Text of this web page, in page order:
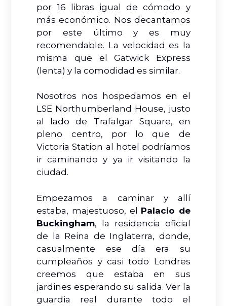
por 16 libras igual de cómodo y
más económico. Nos decantamos
por este último y es muy
recomendable. La velocidad es la
misma que el Gatwick Express
(lenta) y la comodidad es similar.
Nosotros nos hospedamos en el
LSE Northumberland House, justo
al lado de Trafalgar Square, en
pleno centro, por lo que de
Victoria Station al hotel podríamos
ir caminando y ya ir visitando la
ciudad.
Empezamos a caminar y allí
estaba, majestuoso, el Palacio de
Buckingham, la residencia oficial
de la Reina de Inglaterra, donde,
casualmente ese día era su
cumpleaños y casi todo Londres
creemos que estaba en sus
jardines esperando su salida. Ver la
guardia real durante todo el